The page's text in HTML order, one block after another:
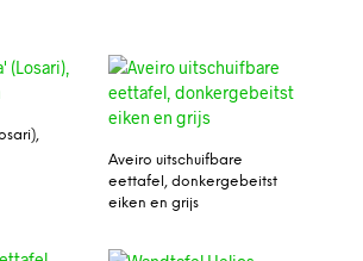
Aveiro uitschuifbare
eettafel, donkergebeitst
eiken en grijs